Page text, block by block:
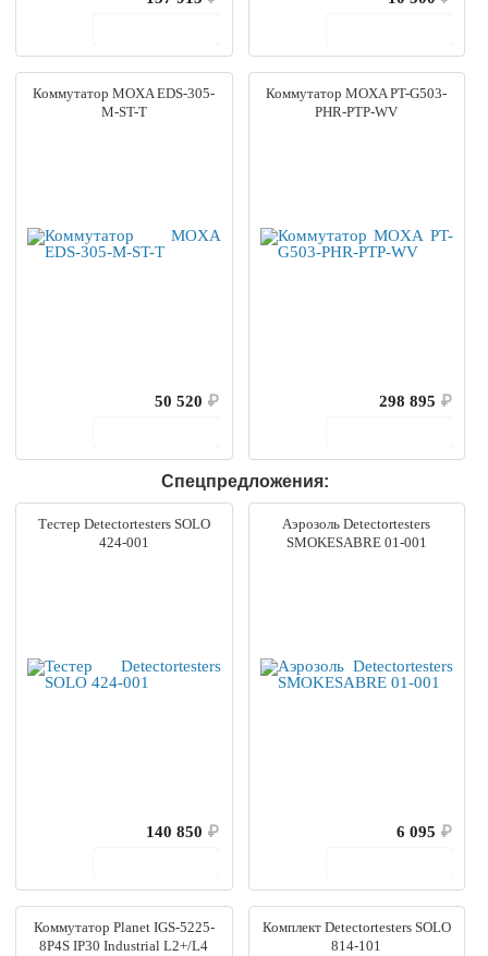
Коммутатор MOXA EDS-305-
M-ST-T
50 520 ₽
Коммутатор MOXA PT-G503-
PHR-PTP-WV
298 895 ₽
Спецпредложения:
Тестер Detectortesters SOLO
424-001
140 850 ₽
Аэрозоль Detectortesters
SMOKESABRE 01-001
6 095 ₽
Коммутатор Planet IGS-5225-
8P4S IP30 Industrial L2+/L4
Комплект Detectortesters SOLO
814-101